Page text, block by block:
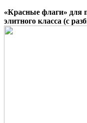
«Красные флаги» для
элитного класса (с